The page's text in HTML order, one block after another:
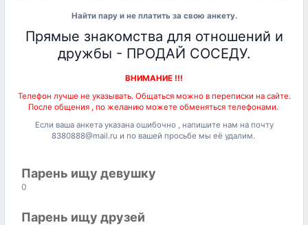
Найти пару и не платить за свою анкету.
Прямые знакомства для отношений и
дружбы - ПРОДАЙ СОСЕДУ.
ВНИМАНИЕ !!!
Телефон лучше не указывать. Общаться можно в переписки на сайте.
После общения , по желанию можете обменяться телефонами.
Если ваша анкета указана ошибочно , напишите нам на почту
8380888@mail.ru и по вашей просьбе мы её удалим.
Парень ищу девушку
0
Парень ищу друзей